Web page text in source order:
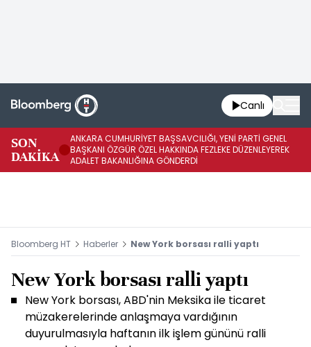
Canlı
SON
DAKİKA
ANKARA CUMHURİYET BAŞSAVCILIĞI, YENİ PARTİ GENEL
BAŞKANI ÖZGÜR ÖZEL HAKKINDA FEZLEKE DÜZENLEYEREK
ADALET BAKANLIĞINA GÖNDERDİ
Bloomberg HT Haberler New York borsası ralli yaptı
New York borsası ralli yaptı
New York borsası, ABD'nin Meksika ile ticaret
müzakerelerinde anlaşmaya vardığının
duyurulmasıyla haftanın ilk işlem gününü ralli